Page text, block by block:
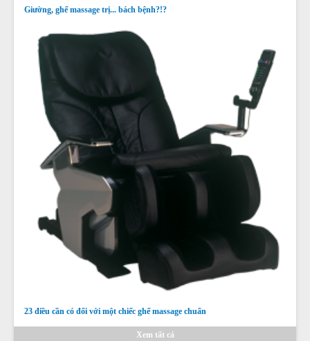
Giường, ghế massage trị... bách bệnh?!?
23 điều cần có đối với một chiếc ghế massage chuẩn
Xem tất cả